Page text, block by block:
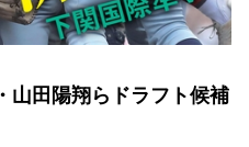
山田陽翔らドラフト候補